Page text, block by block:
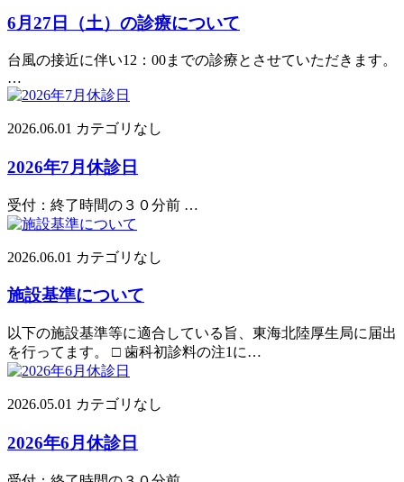
6月27日（土）の診療について
台風の接近に伴い12：00までの診療とさせていただきます。
…
2026.06.01 カテゴリなし
2026年7月休診日
受付：終了時間の３０分前 …
2026.06.01 カテゴリなし
施設基準について
以下の施設基準等に適合している旨、東海北陸厚生局に届出
を行ってます。 □ 歯科初診料の注1に…
2026.05.01 カテゴリなし
2026年6月休診日